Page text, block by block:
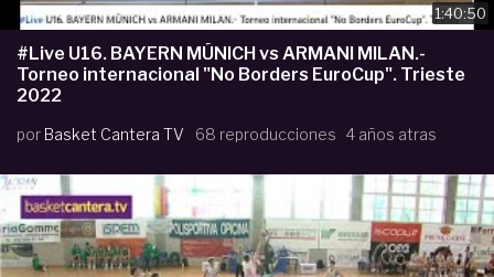
1:40:50
#Live U16. BAYERN MÚNICH vs ARMANI MILAN.-
Torneo internacional "No Borders EuroCup". Trieste
2022
por Basket Cantera TV 68 reproducciones 4 años atras